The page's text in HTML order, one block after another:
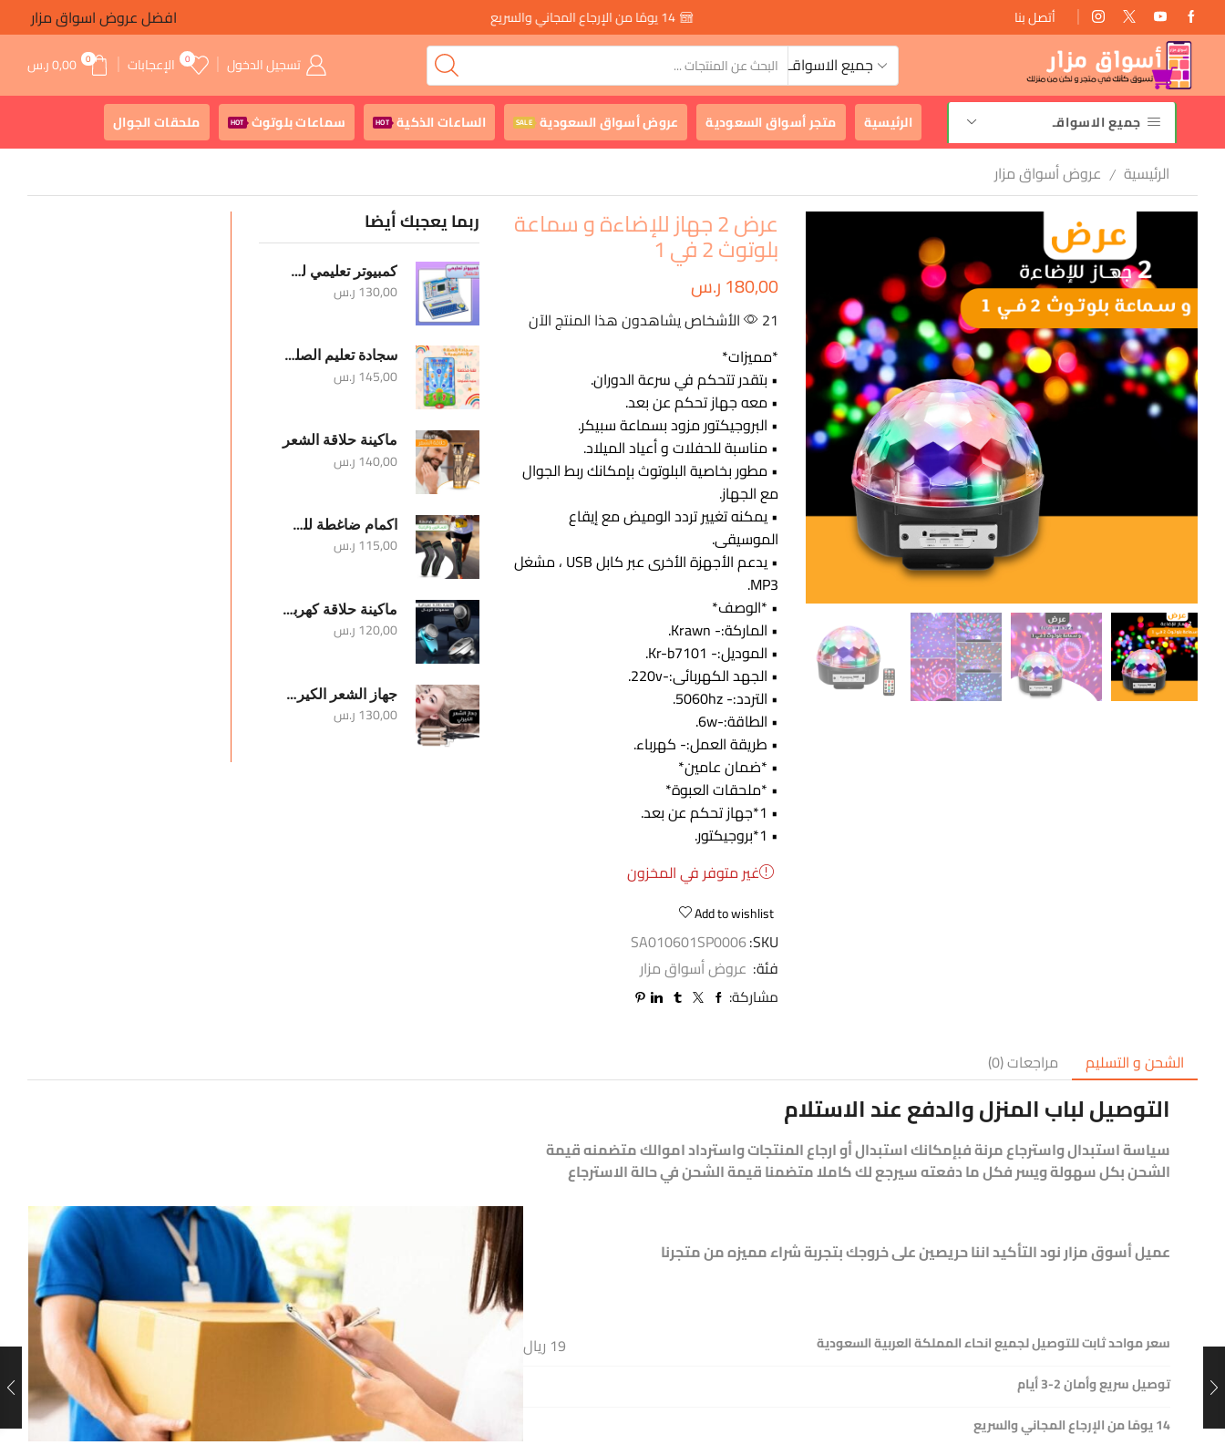
أتصل بنا 14 يومًا من الإرجاع المجاني والسريع
افضل عروض اسواق مزار
جميع الاسواقـ
تسجيل الدخول 0 الإعجابات 0
0,00ر.س
جميع الاسواقـ الرئيسية متجر أسواق السعودية عروض أسواق السعودية SALE الساعات الذكية HOT سماعات بلوتوث HOT ملحقات الجوال
الرئيسية / عروض أسواق مزار
عرض 2 جهاز للإضاءة و سماعة
بلوتوث 2 في 1
180,00ر.س
21 الأشخاص يشاهدون هذا المنتج الآن
*مميزات*
• بتقدر تتحكم في سرعة الدوران.
• معه جهاز تحكم عن بعد.
• البروجيكتور مزود بسماعة سبيكر.
• مناسبة للحفلات و أعياد الميلاد.
• مطور بخاصية البلوتوث بإمكانك ربط الجوال
مع الجهاز.
• يمكنه تغيير تردد الوميض مع إيقاع
الموسيقى.
• يدعم الأجهزة الأخرى عبر كابل USB ، مشغل
MP3.
• *الوصف*
• الماركة:- Krawn.
• الموديل:- Kr-b7101.
• الجهد الكهربائى:-220v.
• التردد:- 5060hz.
• الطاقة:-6w.
• طريقة العمل:- كهرباء.
• *ضمان عامين*
• *ملحقات العبوة*
• 1*جهاز تحكم عن بعد.
• 1*بروجيكتور.
غير متوفر في المخزون
Add to wishlist
SKU:
SA010601SP0006
فئة: عروض أسواق مزار
مشاركة:
ربما يعجبك أيضا
كمبيوتر تعليمي للأطفال
130,00ر.س
سجادة تعليم الصلوات الخمس والوضوء
145,00ر.س
ماكينة حلاقة الشعر
140,00ر.س
اكمام ضاغطة للساقين والركبة
115,00ر.س
ماكينة حلاقة كهربائية محمولة للرجال
120,00ر.س
جهاز الشعر الكيرلي
130,00ر.س
الشحن و التسليم مراجعات (0)
التوصيل لباب المنزل والدفع عند الاستلام
سياسة استبدال واسترجاع مرنة فبإمكانك استبدال أو ارجاع المنتجات واسترداد اموالك متضمنه قيمة
الشحن بكل سهولة ويسر فكل ما دفعته سيرجع لك كاملا متضمنا قيمة الشحن في حالة الاسترجاع
عميل أسوق مزار نود التأكيد اننا حريصين على خروجك بتجربة شراء مميزه من متجرنا
سعر مواحد ثابت للتوصيل لجميع انحاء المملكة العربية السعودية 19 ريال
توصيل سريع وأمان 2-3 أيام
14 يومًا من الإرجاع المجاني والسريع